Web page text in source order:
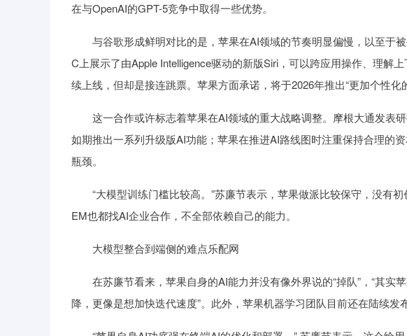
在与OpenAI的GPT-5竞争中取得一些优势。
与谷歌形成鲜明对比的是，苹果在AI领域的节奏明显偏慢，以至于
C上展示了由Apple Intelligence驱动的新版Siri，可以跨应用操作、理解
续上线，但却是接连跳票。苹果方面承诺，将于2026年推出“更加个性化的
这一合作或许标志着苹果在AI领域的重大战略调整。摩根大通发表
如期推出一系列升级版AI功能；苹果在推进AI路线图时注重保持合理的
瓶颈。
“大模型训练门槛比较高。”苏廉节表示，苹果做派比较保守，没有
EM也都找AI企业合作，不全部依赖自己的能力。
大模型整合到端侧的难点乐配网
在苏廉节看来，苹果自身的AI能力并没有像外界说的“掉队”，“其实
降，更像是想加快迭代速度”。此外，苹果机器学习团队目前还在陆续发